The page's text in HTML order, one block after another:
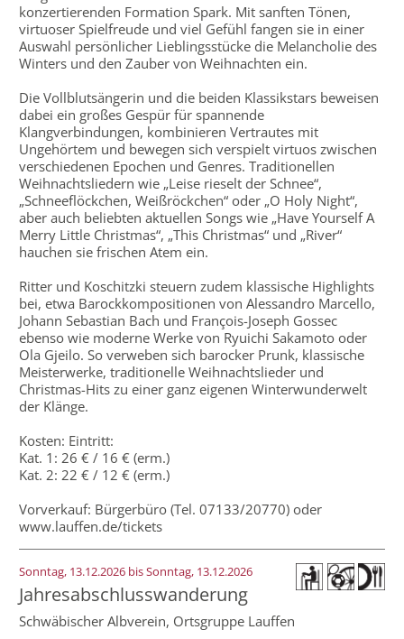
konzertierenden Formation Spark. Mit sanften Tönen,
virtuoser Spielfreude und viel Gefühl fangen sie in einer
Auswahl persönlicher Lieblingsstücke die Melancholie des
Winters und den Zauber von Weihnachten ein.
Die Vollblutsängerin und die beiden Klassikstars beweisen
dabei ein großes Gespür für spannende
Klangverbindungen, kombinieren Vertrautes mit
Ungehörtem und bewegen sich verspielt virtuos zwischen
verschiedenen Epochen und Genres. Traditionellen
Weihnachtsliedern wie „Leise rieselt der Schnee“,
„Schneeflöckchen, Weißröckchen“ oder „O Holy Night“,
aber auch beliebten aktuellen Songs wie „Have Yourself A
Merry Little Christmas“, „This Christmas“ und „River“
hauchen sie frischen Atem ein.
Ritter und Koschitzki steuern zudem klassische Highlights
bei, etwa Barockkompositionen von Alessandro Marcello,
Johann Sebastian Bach und François-Joseph Gossec
ebenso wie moderne Werke von Ryuichi Sakamoto oder
Ola Gjeilo. So verweben sich barocker Prunk, klassische
Meisterwerke, traditionelle Weihnachtslieder und
Christmas-Hits zu einer ganz eigenen Winterwunderwelt
der Klänge.
Kosten: Eintritt:
Kat. 1: 26 € / 16 € (erm.)
Kat. 2: 22 € / 12 € (erm.)
Vorverkauf: Bürgerbüro (Tel. 07133/20770) oder
www.lauffen.de/tickets
Sonntag, 13.12.2026 bis Sonntag, 13.12.2026
Jahresabschlusswanderung
Schwäbischer Albverein, Ortsgruppe Lauffen